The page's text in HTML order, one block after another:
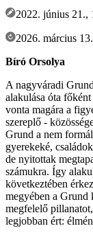
2022. június 21.,
2026. március
Bíró Orsolya
A nagyváradi
alakulása óta
vonta magára a
szereplő -
Grund a nem
gyerekeké,
de nyitottak
számukra. Így
következtében
megyében a Grund
megfelelő
legjobban ért: